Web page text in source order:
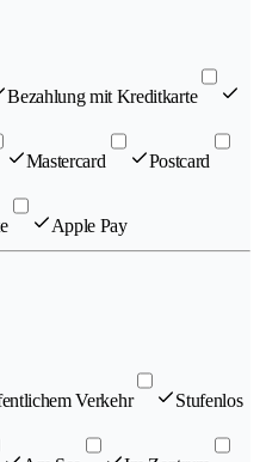
Bezahlung mit Kreditkarte
Mastercard Postcard
Apple Pay
Verkehr Stufenlos